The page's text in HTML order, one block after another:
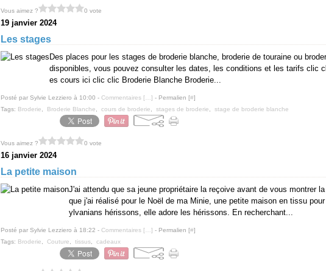
Vous aimez ? 0 vote
19 janvier 2024
Les stages
Des places pour les stages de broderie blanche, broderie de touraine ou
disponibles, vous pouvez consulter les dates, les conditions et les tarifs clic
es cours ici clic clic Broderie Blanche Broderie...
Posté par Sylvie Lezziero à 10:00 - Commentaires [ ] - Permalien [#]
Tags: Broderie Broderie Blanche cours de broderie stages de broderie stage de broderie blanche
Vous aimez ? 0 vote
16 janvier 2024
La petite maison
J'ai attendu que sa jeune propriétaire la reçoive avant de vous montrer
que j'ai réalisé pour le Noël de ma Minie, une petite maison en tissu
ylvanians hérissons, elle adore les hérissons. En recherchant...
Posté par Sylvie Lezziero à 18:22 - Commentaires [ ] - Permalien [#]
Tags: Broderie Couture tissus cadeaux